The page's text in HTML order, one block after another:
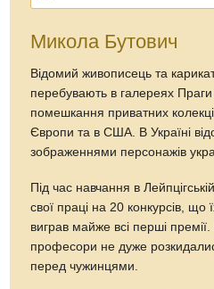
Микола Бутович
Відомий живописець та
перебувають в галереях
помешкання приватних
Європи та в США. В Україні
зображеннями персонажів
Під час навчання в
свої праці на 20 конкурсів, що
виграв майже всі перші
професори не дуже
перед чужинцями.